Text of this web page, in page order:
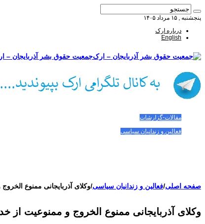
پنجشنبه , ۱۵ مرداد ۱۴۰۵
درباره ارک
English
جمعیت حقوق بشر آذربایجان –
مقالات-گزارشات
فعالین و زندانیان سیاسی
صفحه اصلی/فعالین و زندانیان سیاسی/وکلای آذربایجانی ممنوع
وکلای آذربایجانی ممنوع الخروج و ممنوعیت از